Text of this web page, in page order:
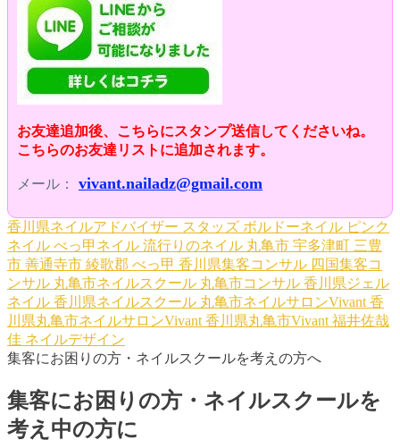
お友達追加後、こちらにスタンプ送信してくださいね。
こちらのお友達リストに追加されます。
メール： vivant.nailadz@gmail.com
香川県ネイルアドバイザー スタッズ ボルドーネイル ピンク
ネイル べっ甲ネイル 流行りのネイル 丸亀市 宇多津町 三豊
市 善通寺市 綾歌郡 べっ甲 香川県集客コンサル 四国集客コ
ンサル 丸亀市ネイルスクール 丸亀市コンサル 香川県ジェル
ネイル 香川県ネイルスクール 丸亀市ネイルサロンVivant 香
川県丸亀市ネイルサロンVivant 香川県丸亀市Vivant 福井佐哉
佳 ネイルデザイン
集客にお困りの方・ネイルスクールを考えの方へ
集客にお困りの方・ネイルスクールを
考え中の方に